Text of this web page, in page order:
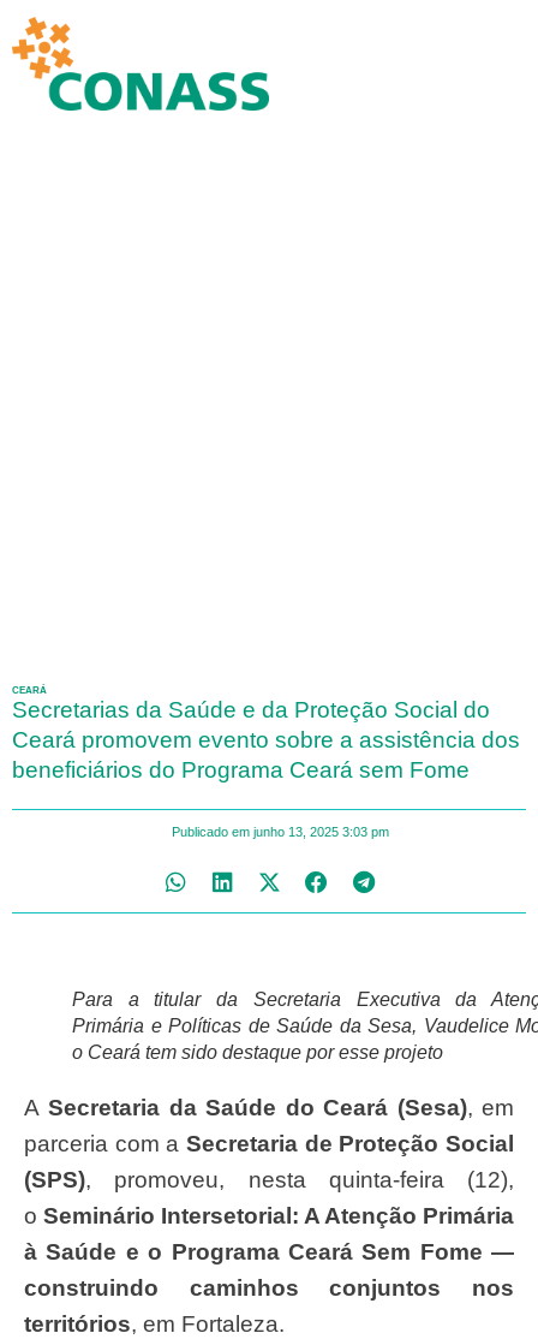
CEARÁ
Secretarias da Saúde e da Proteção Social do
Ceará promovem evento sobre a assistência dos
beneficiários do Programa Ceará sem Fome
Publicado em junho 13, 2025 3:03 pm
Para a titular da Secretaria Executiva da
Primária e Políticas de Saúde da Sesa, Vaudelice
o Ceará tem sido destaque por esse projeto
ASecretaria da Saúde do Ceará (Sesa), em
parceria com a Secretaria de Proteção Social
(SPS), promoveu, nesta quinta-feira (12),
o Seminário Intersetorial: A Atenção Primária
à Saúde e o Programa Ceará Sem Fome —
construindo caminhos conjuntos nos
territórios, em Fortaleza.